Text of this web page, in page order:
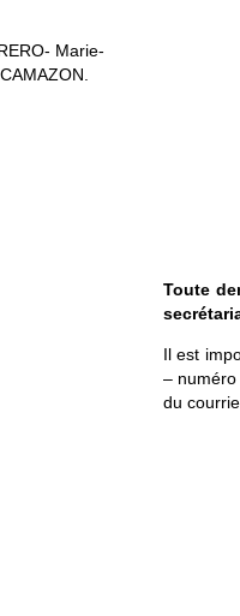
Marie-
Toute
Il est
– numéro
du